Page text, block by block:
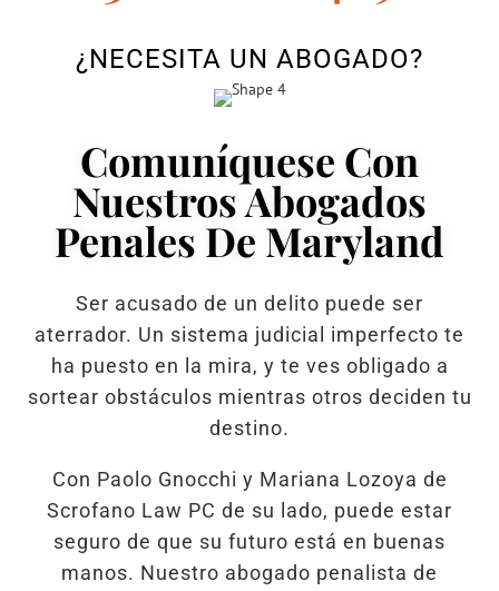
¿NECESITA UN ABOGADO?
Comuníquese Con
Nuestros Abogados
Penales De Maryland
Ser acusado de un delito puede ser
aterrador. Un sistema judicial imperfecto te
ha puesto en la mira, y te ves obligado a
sortear obstáculos mientras otros deciden tu
destino.
Con Paolo Gnocchi y Mariana Lozoya de
Scrofano Law PC de su lado, puede estar
seguro de que su futuro está en buenas
manos. Nuestro abogado penalista de